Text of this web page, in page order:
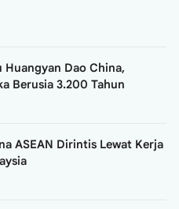
Huangyan Dao China,
Berusia 3.200 Tahun
ASEAN Dirintis Lewat Kerja